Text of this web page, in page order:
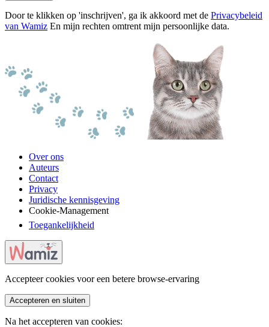
Door te klikken op 'inschrijven', ga ik akkoord met de Privacybeleid
van Wamiz En mijn rechten omtrent mijn persoonlijke data.
Over ons
Auteurs
Contact
Privacy
Juridische kennisgeving
Cookie-Management
Toegankelijkheid
Accepteer cookies voor een betere browse-ervaring
Accepteren en sluiten
Na het accepteren van cookies: